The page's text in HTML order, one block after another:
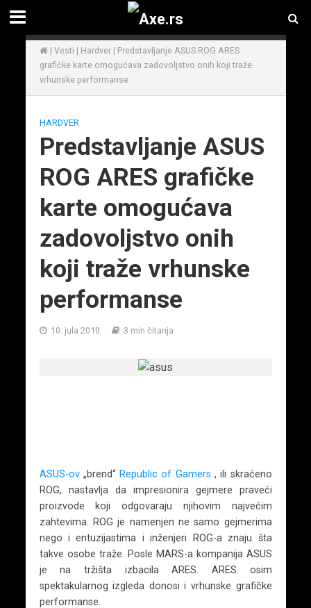
| Vesti | Hardver| Predstavljanje ASUS ROG ARES
grafičke karte omogućava zadovoljstvo onih koji traže
vrhunske performanse
HARDVER
Predstavljanje ASUS
ROG ARES grafičke
karte omogućava
zadovoljstvo onih
koji traže vrhunske
performanse
10. jula 2010. 3 min čitanja
ASUS-ov„brend“ Republic of Gamers , ili skraćeno
ROG, nastavlja da impresionira gejmere praveći
proizvode koji odgovaraju njihovim najvećim
zahtevima. ROG je namenjen ne samo gejmerima
nego i entuzijastima i inženjeri ROG-a znaju šta
takve osobe traže. Posle MARS-a kompanija ASUS
je na tržišta izbacila ARES. ARES osim
spektakularnog izgleda donosi i vrhunske grafičke
performanse.